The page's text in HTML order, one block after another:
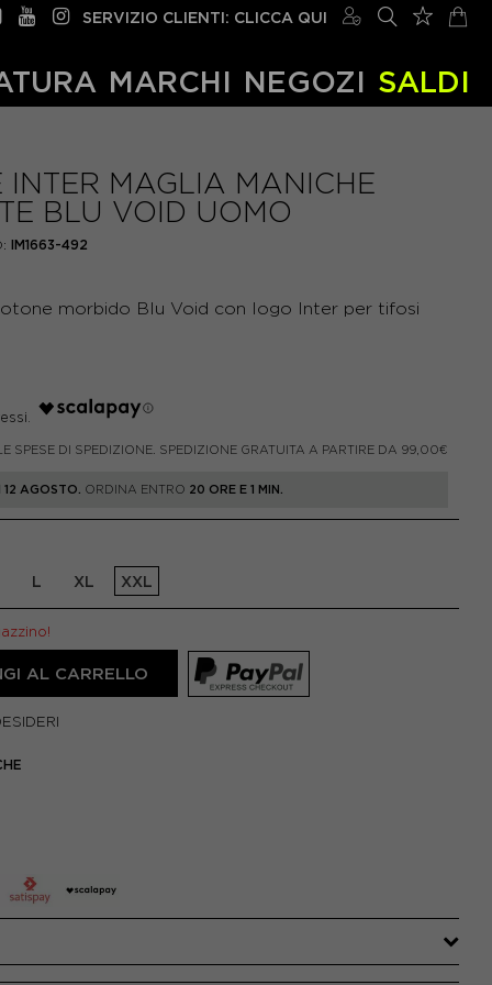
SERVIZIO CLIENTI: CLICCA QUI
MARCHI NEGOZI SALDI
INTER MAGLIA MANICHE
BLU VOID UOMO
IM1663-492
morbido Blu Void con logo Inter per tifosi
SPESE DI SPEDIZIONE. SPEDIZIONE GRATUITA A PARTIRE DA 99,00€
12 AGOSTO. ORDINA ENTRO 20 ORE E 1 MIN.
L XL XXL
AL CARRELLO